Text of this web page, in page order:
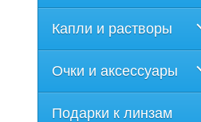
Капли и растворы
Очки и аксессуары
Подарки к линзам